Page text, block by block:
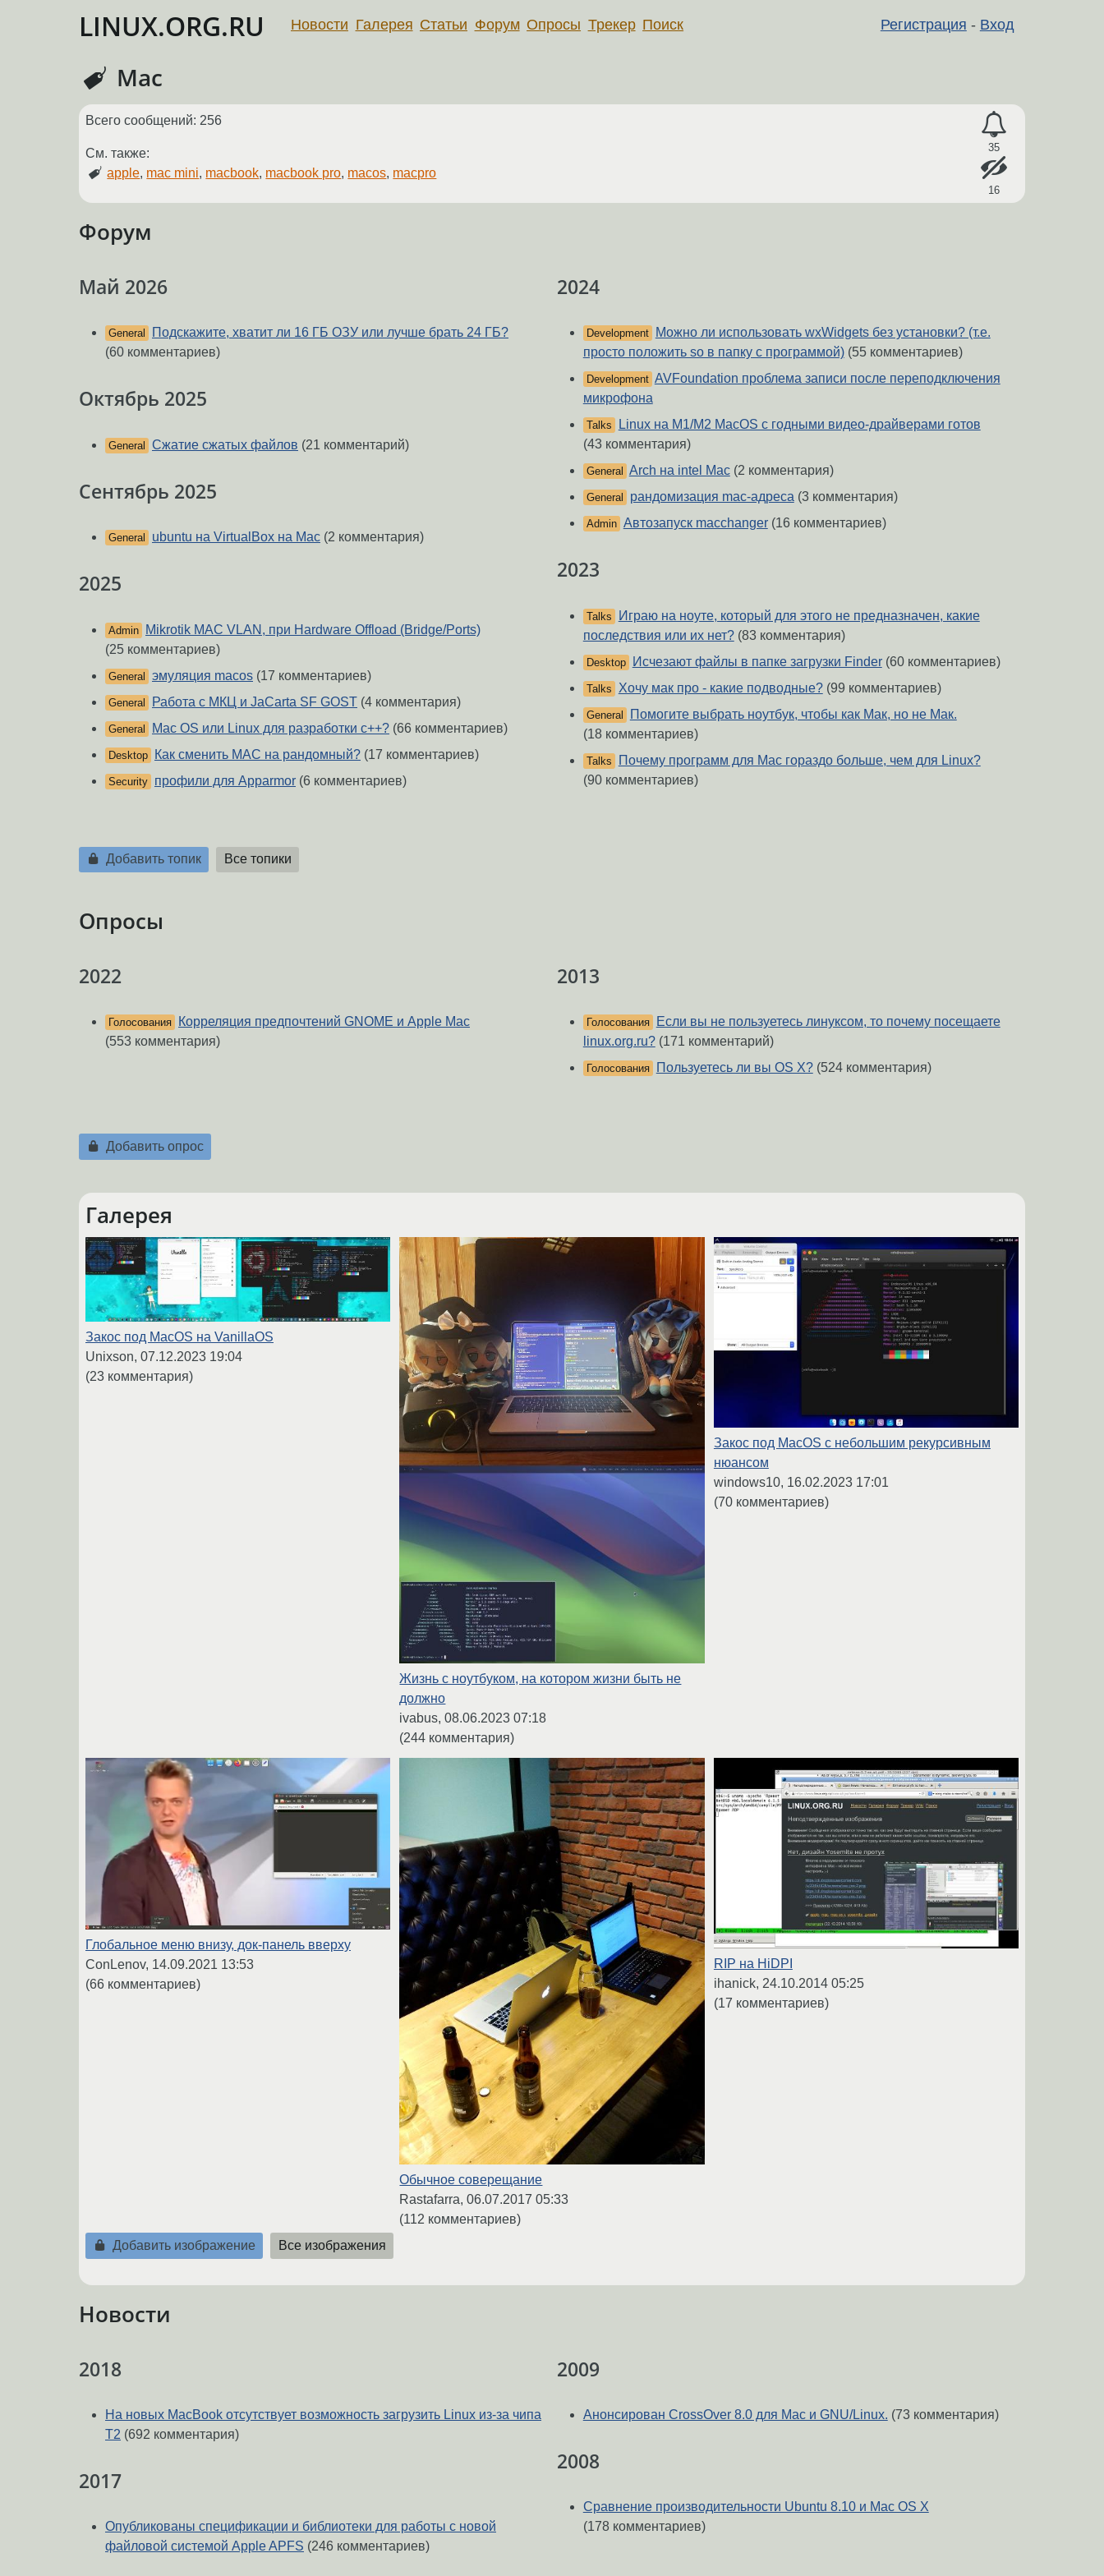
LINUX.ORG.RU Регистрация - Вход
Новости Галерея Статьи Форум Опросы Трекер Поиск
Mac
35
16
Всего сообщений: 256
См. также:
apple, mac mini, macbook, macbook pro, macos, macpro
Форум
Май 2026
General
Подскажите, хватит ли 16 ГБ ОЗУ или лучше брать 24 ГБ?
(60 комментариев)
Октябрь 2025
General Сжатие сжатых файлов (21 комментарий)
Сентябрь 2025
General ubuntu на VirtualBox на Mac (2 комментария)
2025
Admin
Mikrotik MAC VLAN, при Hardware Offload (Bridge/Ports)
(25 комментариев)
General эмуляция macos (17 комментариев)
General Работа с МКЦ и JaCarta SF GOST (4 комментария)
General Mac OS или Linux для разработки с++? (66 комментариев)
Desktop Как сменить MAC на рандомный? (17 комментариев)
Security профили для Apparmor (6 комментариев)
2024
Development
Можно ли использовать wxWidgets без установки? (т.е.
просто положить so в папку с программой)(55 комментариев)
Development AVFoundation проблема записи после переподключения
микрофона
Talks
Linux на M1/M2 MacOS с годными видео-драйверами готов
(43 комментария)
General Arch на intel Mac(2 комментария)
General рандомизация mac-адреса (3 комментария)
Admin Автозапуск macchanger(16 комментариев)
2023
Talks
Играю на ноуте, который для этого не предназначен, какие
последствия или их нет?(83 комментария)
Desktop Исчезают файлы в папке загрузки Finder(60 комментариев)
Talks Хочу мак про - какие подводные?(99 комментариев)
General
Помогите выбрать ноутбук, чтобы как Мак, но не Мак.
(18 комментариев)
Talks
Почему программ для Mac гораздо больше, чем для Linux?
(90 комментариев)
Добавить топик Все топики
Опросы
2022
Голосования
Корреляция предпочтений GNOME и Apple Mac
(553 комментария)
2013
Голосования
Если вы не пользуетесь линуксом, то почему посещаете
linux.org.ru?(171 комментарий)
Голосования Пользуетесь ли вы OS X?(524 комментария)
Добавить опрос
Галерея
Закос под MacOS на VanillaOS
Unixson, 07.12.2023 19:04
(23 комментария)
Жизнь с ноутбуком, на котором жизни быть не
должно
ivabus,08.06.2023 07:18
(244 комментария)
Закос под MacOS с небольшим рекурсивным
нюансом
windows10, 16.02.2023 17:01
(70 комментариев)
Глобальное меню внизу, док-панель вверху
ConLenov, 14.09.2021 13:53
(66 комментариев)
Обычное соверещание
Rastafarra,06.07.2017 05:33
(112 комментариев)
RIP на HiDPI
ihanick, 24.10.2014 05:25
(17 комментариев)
Добавить изображение Все изображения
Новости
2018
На новых MacBook отсутствует возможность загрузить Linux из-за чипа
T2 (692 комментария)
2017
Опубликованы спецификации и библиотеки для работы с новой
файловой системой Apple APFS (246 комментариев)
2009
Анонсирован CrossOver 8.0 для Mac и GNU/Linux. (73 комментария)
2008
Сравнение производительности Ubuntu 8.10 и Mac OS X
(178 комментариев)